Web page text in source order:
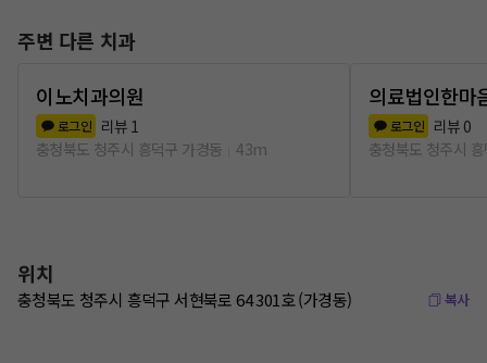
주변 다른 치과
이노치과의원
로그인 리뷰 1
충청북도 청주시 흥덕구 가경동
43m
의료법인한마
로그인 리뷰 0
충청북도 청주시
위치
충청북도 청주시 흥덕구 서현북로 64 301호 (가경동) 복사